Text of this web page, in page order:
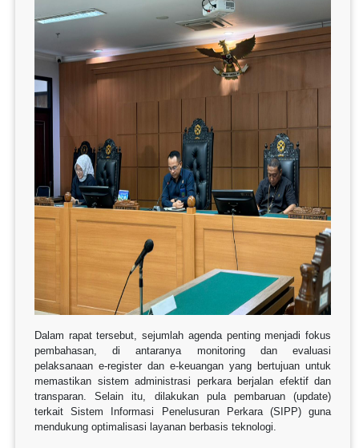
Dalam rapat tersebut, sejumlah agenda penting menjadi fokus
pembahasan, di antaranya monitoring dan evaluasi
pelaksanaan e-register dan e-keuangan yang bertujuan untuk
memastikan sistem administrasi perkara berjalan efektif dan
transparan. Selain itu, dilakukan pula pembaruan (update)
terkait Sistem Informasi Penelusuran Perkara (SIPP) guna
mendukung optimalisasi layanan berbasis teknologi.